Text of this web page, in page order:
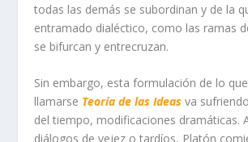
todas las demás se subordinan y de la
entramado dialéctico, como las ramas
se bifurcan y entrecruzan.
Sin embargo, esta formulación de lo
llamarse Teoría de las Ideas va
del tiempo, modificaciones dramáticas.
diálogos de vejez o tardíos, Platón